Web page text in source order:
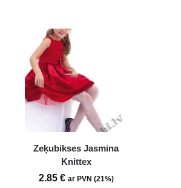
Zeķubikses Jasmina
Knittex
2.85 € ar PVN (21%)